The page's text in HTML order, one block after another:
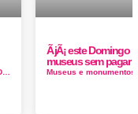
Ã jÃ¡ este
museus sem pagar